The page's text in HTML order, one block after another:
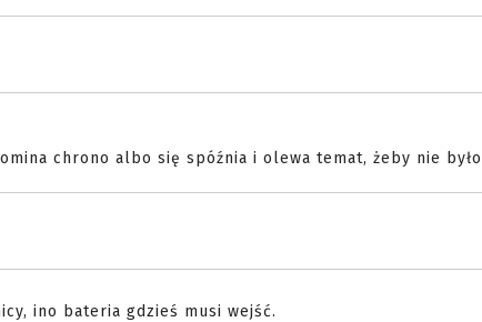
chrono albo się spóźnia i olewa temat, żeby nie
ino bateria gdzieś musi wejść.